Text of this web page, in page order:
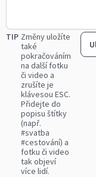
TIP Změny uložíte
také
pokračováním
na další fotku
či video a
zrušíte je
klávesou ESC.
Přidejte do
popisu štítky
(např.
#svatba
#cestování) a
fotku či video
tak objeví
více lidí.